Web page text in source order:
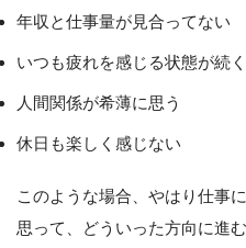
年収と仕事量が見合ってない
いつも疲れを感じる状態が続く
人間関係が希薄に思う
休日も楽しく感じない
このような場合、やはり仕事
思って、どういった方向に進